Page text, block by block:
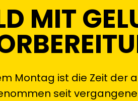
MIT
Montag ist die Zeit der
seit